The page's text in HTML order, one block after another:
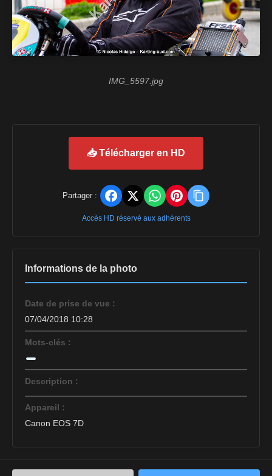
IMG_5597.jpg
📥 Télécharger en HD
Partager :
Accès HD réservé aux adhérents
Informations de la photo
Date de prise de vue :
07/04/2018 10:28
Mots-clés :
Description :
Appareil :
Canon EOS 7D